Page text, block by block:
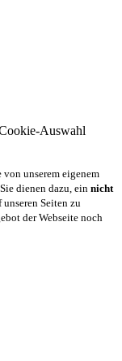
Auswahl
unserem eigenem
dienen dazu, ein nicht
Seiten zu
der Webseite noch